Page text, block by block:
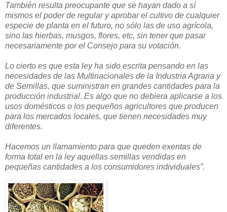
También resulta preocupante que se hayan dado a sí
mismos el poder de regular y aprobar el cultivo de cualquier
especie de planta en el futuro, no sólo las de uso agrícola,
sino las hierbas, musgos, flores, etc, sin tener que pasar
necesariamente por el Consejo para su votación.
Lo cierto es que esta ley ha sido escrita pensando en las
necesidades de las Multinacionales de la Industria Agraria y
de Semillas, que suministran en grandes cantidades para la
producción industrial. Es algo que no debiera aplicarse a los
usos domésticos o los pequeños agricultores que producen
para los mercados locales, que tienen necesidades muy
diferentes.
Hacemos un llamamiento para que queden exentas de
forma total en la ley aquellas semillas vendidas en
pequeñas cantidades a los consumidores individuales”.